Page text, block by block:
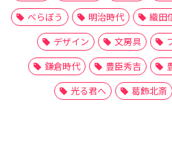
べらぼう
明治時代 織田
デザイン
文房具
鎌倉時代
豊臣秀吉
光る君へ
葛飾北斎